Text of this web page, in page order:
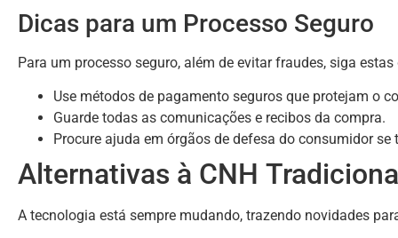
Dicas para um Processo Seguro
Para um processo seguro, além de evitar fraudes, siga estas
Use métodos de pagamento seguros que protejam o
Guarde todas as comunicações e recibos da compra.
Procure ajuda em órgãos de defesa do consumidor
Alternativas à CNH
A tecnologia está sempre mudando, trazendo novidades